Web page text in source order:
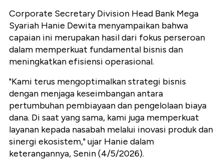
Corporate Secretary Division Head Bank Mega
Syariah Hanie Dewita menyampaikan bahwa
capaian ini merupakan hasil dari fokus perseroan
dalam memperkuat fundamental bisnis dan
meningkatkan efisiensi operasional.
"Kami terus mengoptimalkan strategi bisnis
dengan menjaga keseimbangan antara
pertumbuhan pembiayaan dan pengelolaan biaya
dana. Di saat yang sama, kami juga memperkuat
layanan kepada nasabah melalui inovasi produk dan
sinergi ekosistem," ujar Hanie dalam
keterangannya, Senin (4/5/2026).